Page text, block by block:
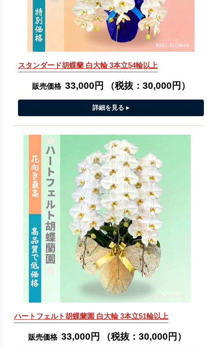
スタンダード胡蝶蘭 白大輪 3本立54輪以上
販売価格 33,000円 （税抜： 30,000円 ）
ハートフェルト胡蝶蘭園 白大輪 3本立51輪以上
販売価格 33,000円 （税抜： 30,000円 ）